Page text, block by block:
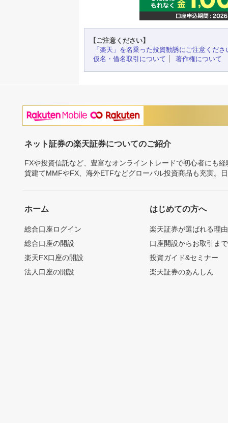
【ご注意ください】
「楽天」を名乗った投資勧誘にご注意くださ
仮名・借名取引について
著作権について
ネット証券の楽天証券についてのご紹介
FXや投資信託など、豊富なオンライントレードで初心者にも
貨建てMMFやFX、海外ETFなどグローバル投資商品も充実。
ホーム
総合口座ログイン
総合口座の開設
楽天FX口座の開設
法人口座の開設
はじめての方へ
楽天証券が選ばれる理由
口座開設からお取引ま
投資ガイド&セミナー
楽天証券のあんしん